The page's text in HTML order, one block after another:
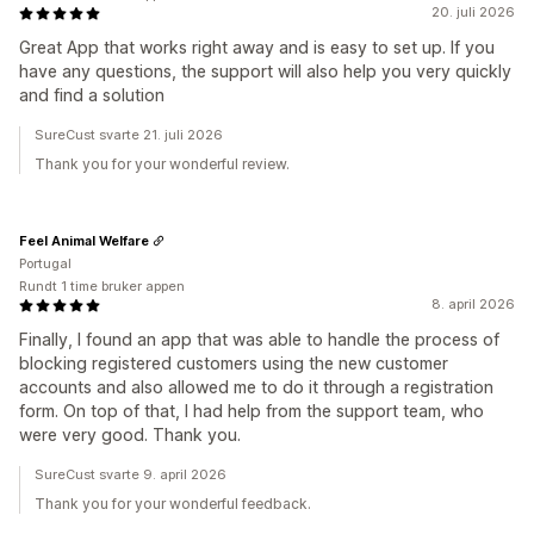
20. juli 2026
Great App that works right away and is easy to set up. If you
have any questions, the support will also help you very quickly
and find a solution
SureCust svarte 21. juli 2026
Thank you for your wonderful review.
8. april 2026
Finally, I found an app that was able to handle the process of
blocking registered customers using the new customer
accounts and also allowed me to do it through a registration
form. On top of that, I had help from the support team, who
were very good. Thank you.
Feel Animal Welfare
Portugal
Rundt 1 time bruker appen
SureCust svarte 9. april 2026
Thank you for your wonderful feedback.